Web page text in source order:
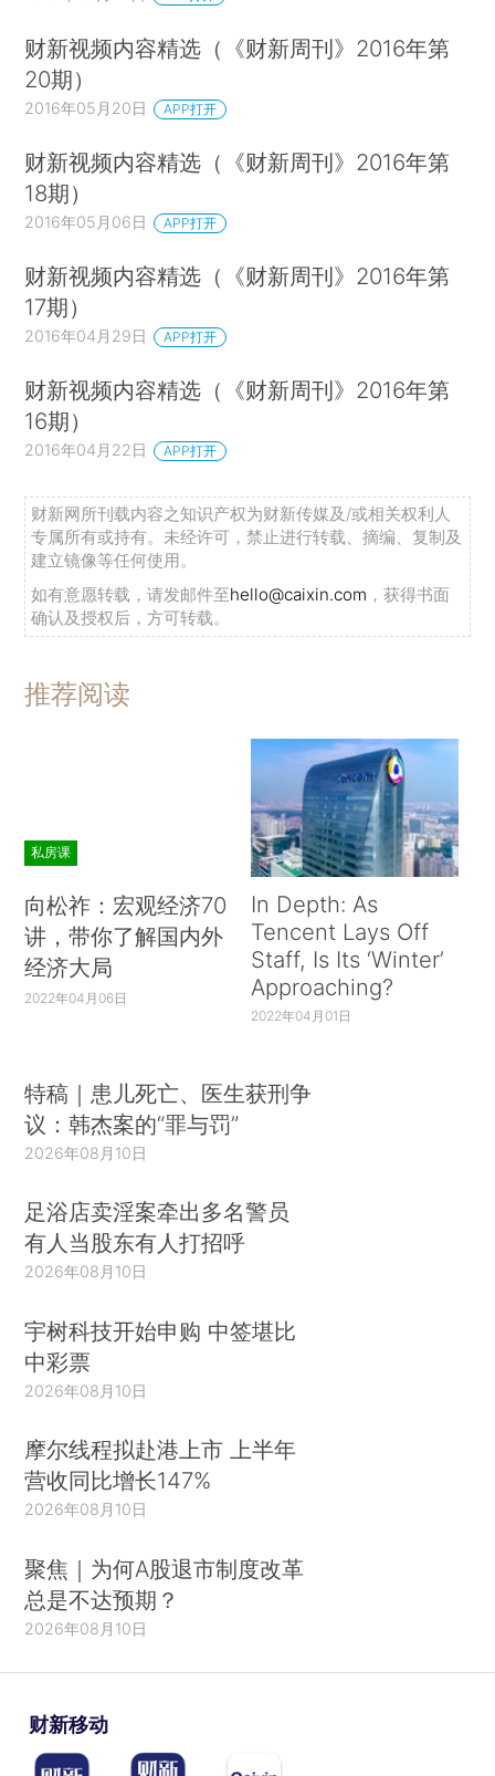
财新视频内容精选（《财新周刊》2016年第
20期）
2016年05月20日 APP打开
财新视频内容精选（《财新周刊》2016年第
18期）
2016年05月06日 APP打开
财新视频内容精选（《财新周刊》2016年第
17期）
2016年04月29日 APP打开
财新视频内容精选（《财新周刊》2016年第
16期）
2016年04月22日 APP打开
财新网所刊载内容之知识产权为财新传媒及/或相关权利人
专属所有或持有。未经许可，禁止进行转载、摘编、复制及
建立镜像等任何使用。
如有意愿转载，请发邮件至hello@caixin.com ，获得书面
确认及授权后，方可转载。
推荐阅读
私房课
向松祚：宏观经济70
讲，带你了解国内外
经济大局
2022年04月06日
In Depth: As
Tencent Lays Off
Staff, Is Its ‘Winter’
Approaching?
2022年04月01日
特稿｜患儿死亡、医生获刑争
议：韩杰案的“罪与罚”
2026年08月10日
足浴店卖淫案牵出多名警员
有人当股东有人打招呼
2026年08月10日
宇树科技开始申购 中签堪比
中彩票
2026年08月10日
摩尔线程拟赴港上市 上半年
营收同比增长147%
2026年08月10日
聚焦｜为何A股退市制度改革
总是不达预期？
2026年08月10日
财新移动